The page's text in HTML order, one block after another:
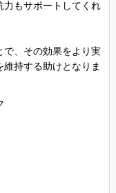
力もサポートしてくれ
で、その効果をより実
持する助けとなりま